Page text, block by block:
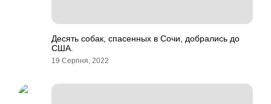
Десять собак, спасенных в Сочи, добрались до
США.
19 Серпня, 2022